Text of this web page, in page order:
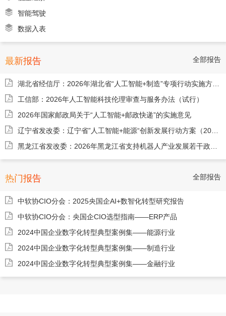
智能驾驶
数据入表
最新报告 全部报告
工信部：2026年人工智能科技伦理审查与服务办法（试行）
2026年国家邮政局关于“人工智能+邮政快递”的实施意见
热门报告 全部报告
中软协CIO分会：2025央国企AI+数智化转型研究报告
中软协CIO分会：央国企CIO选型指南——ERP产品
2024中国企业数字化转型典型案例集——能源行业
2024中国企业数字化转型典型案例集——制造行业
2024中国企业数字化转型典型案例集——金融行业